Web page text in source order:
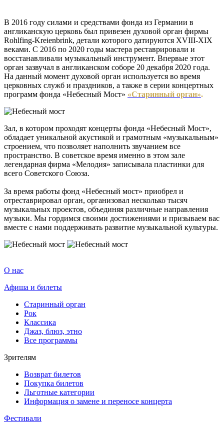
В 2016 году силами и средствами фонда из Германии в
англиканскую церковь был привезен духовой орган фирмы
Rohlfing-Kreienbrink, детали которого датируются XVIII-XIX
веками. С 2016 по 2020 годы мастера реставрировали и
восстанавливали музыкальный инструмент. Впервые этот
орган зазвучал в англиканском соборе 20 декабря 2020 года.
На данный момент духовой орган используется во время
церковных служб и праздников, а также в серии концертных
программ фонда «Небесный Мост» «Старинный орган».
Зал, в котором проходят концерты фонда «Небесный Мост»,
обладает уникальной акустикой и грамотным «музыкальным»
строением, что позволяет наполнить звучанием все
пространство. В советское время именно в этом зале
легендарная фирма «Мелодия» записывала пластинки для
всего Советского Союза.
За время работы фонд «Небесный мост» приобрел и
отреставрировал орган, организовал несколько тысяч
музыкальных проектов, объединяя различные направления
музыки. Мы гордимся своими достижениями и призываем вас
вместе с нами поддерживать развитие музыкальной культуры.
О нас
Афиша и билеты
Старинный орган
Рок
Классика
Джаз, блюз, этно
Все программы
Зрителям
Возврат билетов
Покупка билетов
Льготные категории
Информация о замене и переносе концерта
Фестивали